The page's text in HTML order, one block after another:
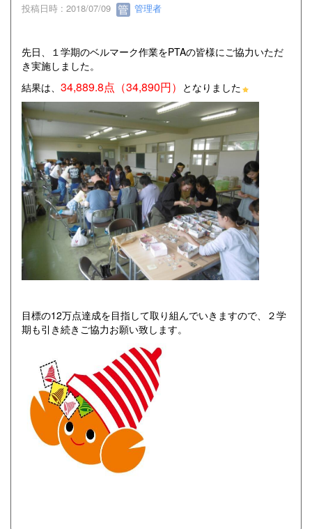
投稿日時 : 2018/07/09 管理者
先日、１学期のベルマーク作業をPTAの皆様にご協力いただ
き実施しました。
結果は、 34,889.8点（34,890円） となりました
目標の12万点達成を目指して取り組んでいきますので、２学
期も引き続きご協力お願い致します。